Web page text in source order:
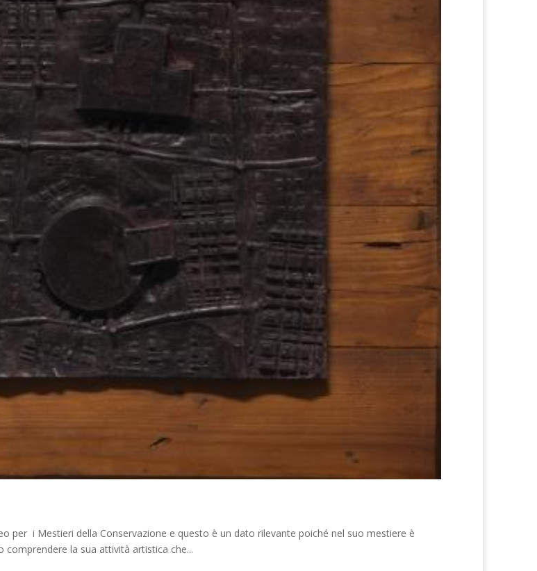
per i Mestieri della Conservazione e questo è un dato rilevante poiché nel suo mestiere è
comprendere la sua attività artistica che...